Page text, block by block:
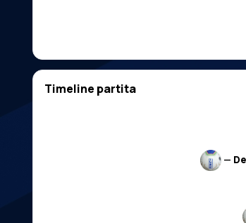
Timeline partita
—